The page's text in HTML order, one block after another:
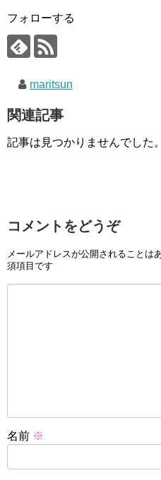
フォローする
maritsun
関連記事
記事は見つかりませんでした。
コメントをどうぞ
メールアドレスが公開されることは
須項目です
名前 ※